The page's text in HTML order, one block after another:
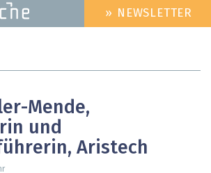
HEADER
MENU
» NEWSLETTER
Mende,
und
Aristech